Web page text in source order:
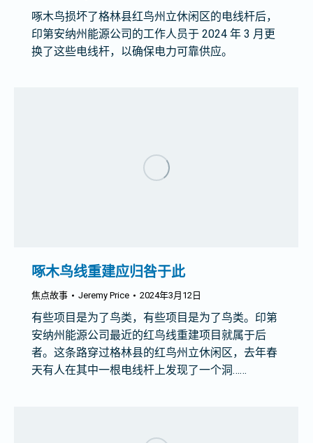
啄木鸟损坏了格林县红鸟州立休闲区的电线杆后，
印第安纳州能源公司的工作人员于 2024 年 3 月更
换了这些电线杆，以确保电力可靠供应。
啄木鸟线重建应归咎于此
焦点故事 Jeremy Price 2024年3月12日
有些项目是为了鸟类，有些项目是为了鸟类。印第
安纳州能源公司最近的红鸟线重建项目就属于后
者。这条路穿过格林县的红鸟州立休闲区，去年春
天有人在其中一根电线杆上发现了一个洞……